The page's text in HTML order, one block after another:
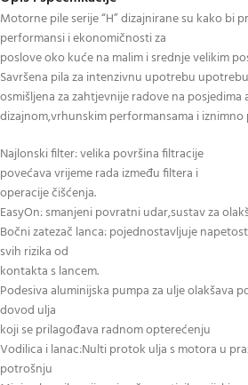
Motorne pile serije “H” dizajnirane su kako bi
performansi i ekonomičnosti za
poslove oko kuće na malim i srednje velikim
Savršena pila za intenzivnu upotrebu
osmišljena za zahtjevnije radove na
dizajnom,vrhunskim performansama i
Najlonski filter: velika površina filtracije
povećava vrijeme rada između filtera i
operacije čišćenja.
EasyOn: smanjeni povratni udar,sustav za
Bočni zatezač lanca: pojednostavljuje
svih rizika od
kontakta s lancem.
Podesiva aluminijska pumpa za ulje olakšava
dovod ulja
koji se prilagođava radnom opterećenju
Vodilica i lanac:Nulti protok ulja s motora u
potrošnju